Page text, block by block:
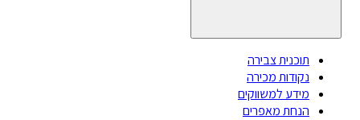
תוכנית צבירה
נקודות מכירה
מידע למשווקים
הנחת מאפרים